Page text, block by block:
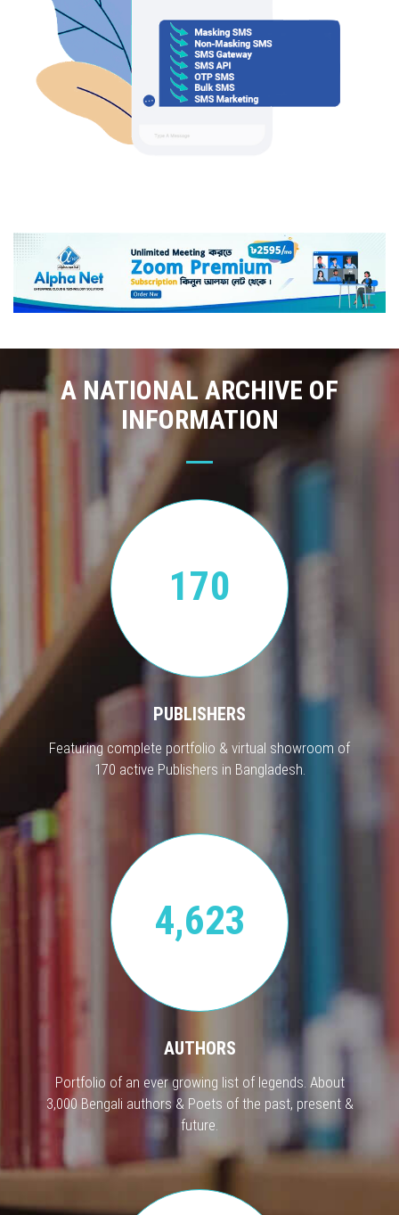
A NATIONAL ARCHIVE OF
INFORMATION
170
PUBLISHERS
Featuring complete portfolio & virtual showroom of
170 active Publishers in Bangladesh.
4,623
AUTHORS
Portfolio of an ever growing list of legends. About
3,000 Bengali authors & Poets of the past, present &
future.